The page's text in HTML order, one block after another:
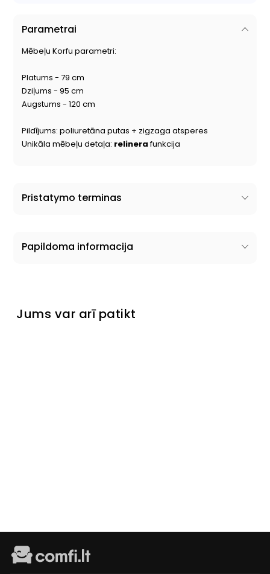
Parametrai
Mēbeļu Korfu parametri:
Platums - 79 cm
Dziļums - 95 cm
Augstums - 120 cm
Pildījums: poliuretāna putas + zigzaga atsperes
Unikāla mēbeļu detaļa: relinerafunkcija
Pristatymo terminas
Papildoma informacija
Jums var arī patikt